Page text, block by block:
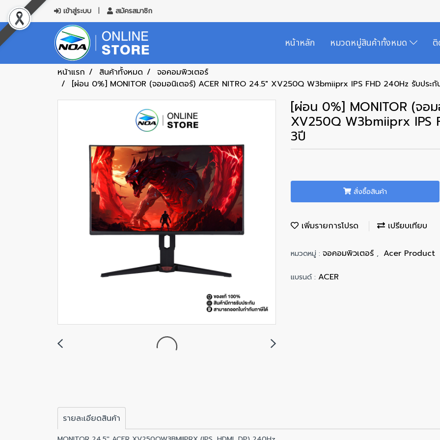
เข้าสู่ระบบ สมัครสมาชิก
หน้าหลัก หมวดหมู่สินค้าทั้งหมด ติ
หน้าแรก สินค้าทั้งหมด
จอคอมพิวเตอร์
[ผ่อน 0%] MONITOR (จอมอนิเตอร์) ACER NITRO 24.5" XV250Q W3bmiiprx IPS FHD 240Hz รับประ
[ผ่อน 0%] MONITOR (จอ
XV250Q W3bmiiprx IPS
3ปี
สั่งซื้อสินค้า
เพิ่มรายการโปรด เปรียบเทียบ
หมวดหมู่ : จอคอมพิวเตอร์ , Acer Product
แบรนด์ : ACER
รายละเอียดสินค้า